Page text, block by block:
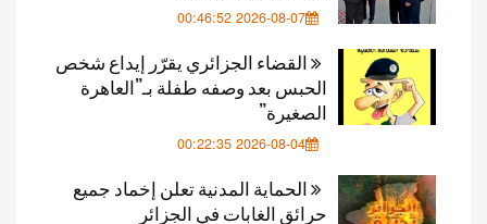
2026-08-07 00:46:52
القضاء الجزائري يقرّر إيداع شخص
الحبس بعد وصفه طفلة بـ”العاهرة
الصغيرة”
2026-08-04 00:22:35
الحماية المدنية تعلن إخماد جميع
حرائق الغابات في الجزائر